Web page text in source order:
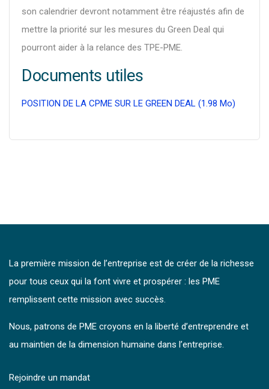
son calendrier devront notamment être réajustés afin de
mettre la priorité sur les mesures du Green Deal qui
pourront aider à la relance des TPE-PME.
Documents utiles
POSITION DE LA CPME SUR LE GREEN DEAL (1.98 Mo)
La première mission de l’entreprise est de créer de la richesse
pour tous ceux qui la font vivre et prospérer : les PME
remplissent cette mission avec succès.
Nous, patrons de PME croyons en la liberté d’entreprendre et
au maintien de la dimension humaine dans l’entreprise.
Rejoindre un mandat